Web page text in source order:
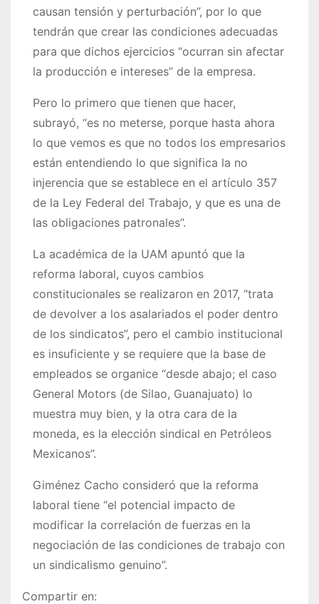
causan tensión y perturbación , por lo que
tendrán que crear las condiciones adecuadas
para que dichos ejercicios ocurran sin afectar
la producción e intereses de la empresa.
Pero lo primero que tienen que hacer,
subrayó,
es no meterse, porque hasta ahora
lo que vemos es que no todos los empresarios
están entendiendo lo que significa la no
injerencia que se establece en el artículo 357
de la Ley Federal del Trabajo, y que es una de
las obligaciones patronales .
La académica de la UAM apuntó que la
reforma laboral, cuyos cambios
constitucionales se realizaron en 2017, trata
de devolver a los asalariados el poder dentro
de los sindicatos , pero el cambio institucional
es insuficiente y se requiere que la base de
empleados se organice desde abajo; el caso
General Motors (de Silao, Guanajuato) lo
muestra muy bien, y la otra cara de la
moneda, es la elección sindical en Petróleos
Mexicanos .
Giménez Cacho consideró que la reforma
laboral tiene el potencial impacto de
modificar la correlación de fuerzas en la
negociación de las condiciones de trabajo con
un sindicalismo genuino .
Compartir en: